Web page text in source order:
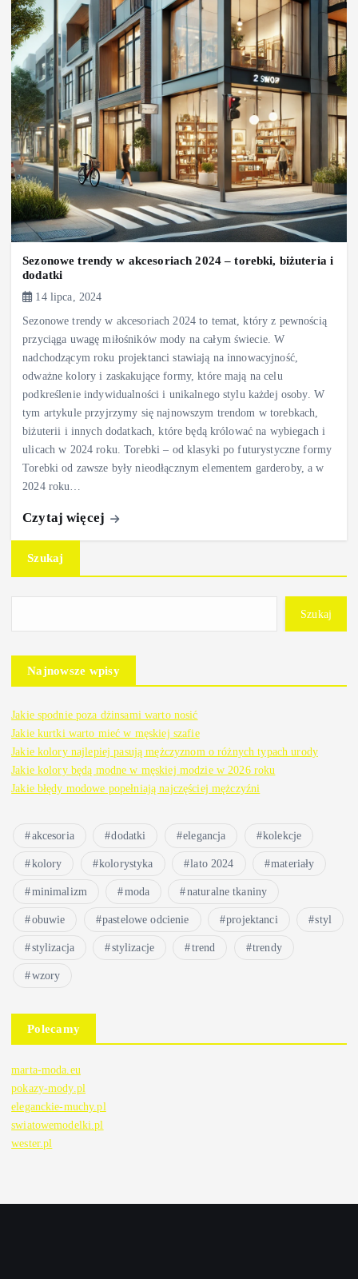
Sezonowe trendy w akcesoriach 2024 – torebki, biżuteria i
dodatki
14 lipca, 2024
Sezonowe trendy w akcesoriach 2024 to temat, który z pewnością
przyciąga uwagę miłośników mody na całym świecie. W
nadchodzącym roku projektanci stawiają na innowacyjność,
odważne kolory i zaskakujące formy, które mają na celu
podkreślenie indywidualności i unikalnego stylu każdej osoby. W
tym artykule przyjrzymy się najnowszym trendom w torebkach,
biżuterii i innych dodatkach, które będą królować na wybiegach i
ulicach w 2024 roku. Torebki – od klasyki po futurystyczne formy
Torebki od zawsze były nieodłącznym elementem garderoby, a w
2024 roku…
Czytaj więcej
Szukaj
Szukaj
Najnowsze wpisy
Jakie spodnie poza dżinsami warto nosić
Jakie kurtki warto mieć w męskiej szafie
Jakie kolory najlepiej pasują mężczyznom o różnych typach urody
Jakie kolory będą modne w męskiej modzie w 2026 roku
Jakie błędy modowe popełniają najczęściej mężczyźni
akcesoria dodatki elegancja kolekcje
kolory kolorystyka lato 2024 materiały
minimalizm moda naturalne tkaniny
obuwie pastelowe odcienie projektanci styl
stylizacja stylizacje trend trendy
wzory
Polecamy
marta-moda.eu
pokazy-mody.pl
eleganckie-muchy.pl
swiatowemodelki.pl
wester.pl